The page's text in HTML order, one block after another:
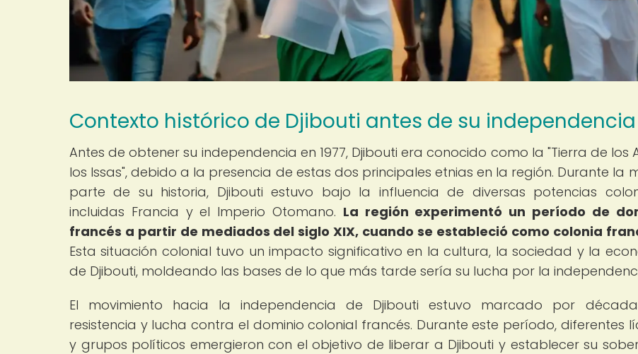
Contexto histórico de Djibouti antes de su independencia
Antes de obtener su independencia en 1977, Djibouti era conocido como la "Tierra de los
los Issas", debido a la presencia de estas dos principales etnias en la región. Durante la
parte de su historia, Djibouti estuvo bajo la influencia de diversas potencias
incluidas Francia y el Imperio Otomano. La región experimentó un período de
francés a partir de mediados del siglo XIX, cuando se estableció como colonia
Esta situación colonial tuvo un impacto significativo en la cultura, la sociedad y la
de Djibouti, moldeando las bases de lo que más tarde sería su lucha por la
El movimiento hacia la independencia de Djibouti estuvo marcado por
resistencia y lucha contra el dominio colonial francés. Durante este período, diferentes
y grupos políticos emergieron con el objetivo de liberar a Djibouti y establecer su